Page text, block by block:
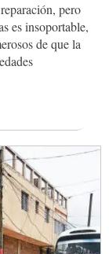
pero
es insoportable,
de que la